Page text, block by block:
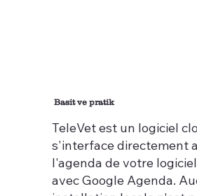
Basit ve pratik
TeleVet est un logiciel
s'interface directement
l'agenda de votre
avec Google Agenda.